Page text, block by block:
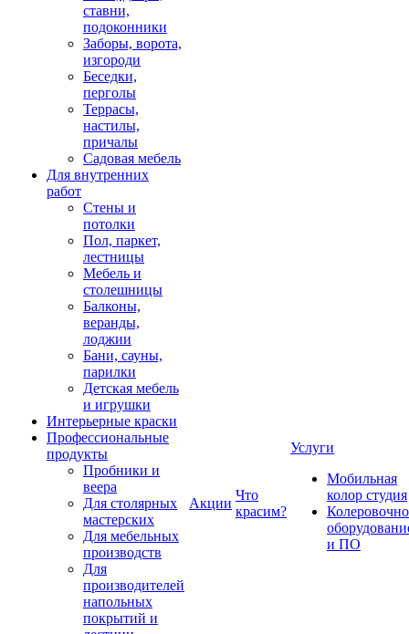
ставни,
подоконники
Заборы, ворота,
изгороди
Беседки,
перголы
Террасы,
настилы,
причалы
Садовая мебель
Для внутренних
работ
Стены и
потолки
Пол, паркет,
лестницы
Мебель и
столешницы
Балконы,
веранды,
лоджии
Бани, сауны,
парилки
Детская мебель
и игрушки
Интерьерные краски
Профессиональные
продукты
Пробники и
веера
Для столярных
мастерских
Для мебельных
производств
Для
производителей
напольных
покрытий и
Акции
Что
красим?
Услуги
Мобильная
колор студия
и ПО